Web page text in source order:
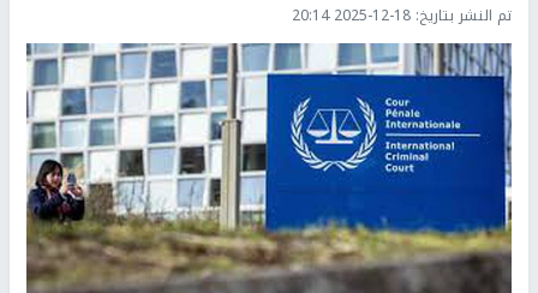
تم النشر بتاريخ: 2025-12-18 20:14